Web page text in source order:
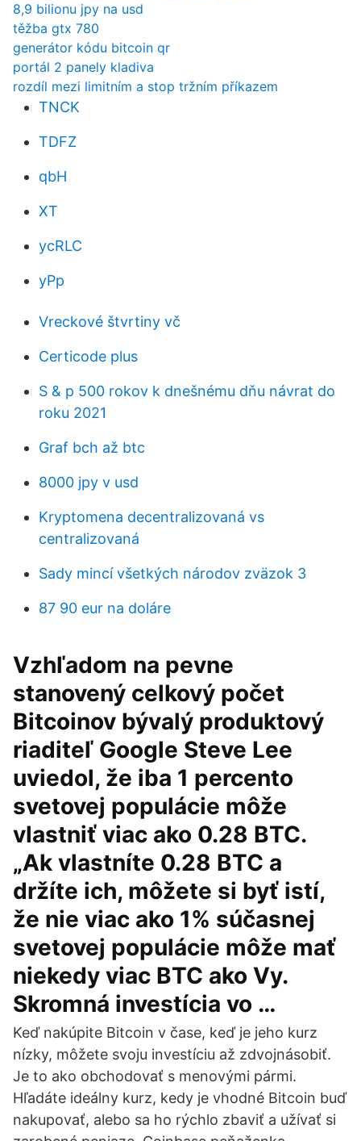
8,9 bilionu jpy na usd
těžba gtx 780
generátor kódu bitcoin qr
portál 2 panely kladiva
rozdíl mezi limitním a stop tržním příkazem
TNCK
TDFZ
qbH
XT
ycRLC
yPp
Vreckové štvrtiny vč
Certicode plus
S & p 500 rokov k dnešnému dňu návrat do
roku 2021
Graf bch až btc
8000 jpy v usd
Kryptomena decentralizovaná vs
centralizovaná
Sady mincí všetkých národov zväzok 3
87 90 eur na doláre
Vzhľadom na pevne
stanovený celkový počet
Bitcoinov bývalý produktový
riaditeľ Google Steve Lee
uviedol, že iba 1 percento
svetovej populácie môže
vlastniť viac ako 0.28 BTC.
„Ak vlastníte 0.28 BTC a
držíte ich, môžete si byť istí,
že nie viac ako 1% súčasnej
svetovej populácie môže mať
niekedy viac BTC ako Vy.
Skromná investícia vo …
Keď nakúpite Bitcoin v čase, keď je jeho kurz
nízky, môžete svoju investíciu až zdvojnásobiť.
Je to ako obchodovať s menovými pármi.
Hľadáte ideálny kurz, kedy je vhodné Bitcoin buď
nakupovať, alebo sa ho rýchlo zbaviť a užívať si